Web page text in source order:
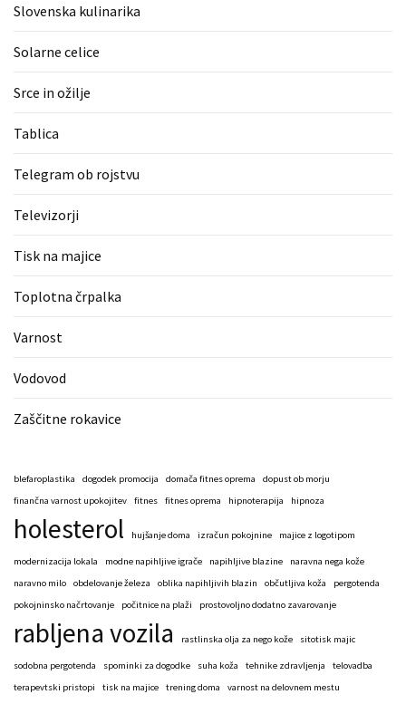
Slovenska kulinarika
Solarne celice
Srce in ožilje
Tablica
Telegram ob rojstvu
Televizorji
Tisk na majice
Toplotna črpalka
Varnost
Vodovod
Zaščitne rokavice
blefaroplastika dogodek promocija domača fitnes oprema
dopust ob morju
finančna varnost upokojitev
fitnes fitnes oprema hipnoterapija hipnoza
holesterol hujšanje doma izračun pokojnine majice z logotipom
modernizacija lokala modne napihljive igrače napihljive blazine
naravna nega kože
naravno milo
obdelovanje železa oblika napihljivih blazin občutljiva koža
pergotenda
pokojninsko načrtovanje
počitnice na plaži prostovoljno dodatno zavarovanje
rabljena vozila rastlinska olja za nego kože sitotisk majic
sodobna pergotenda spominki za dogodke suha koža tehnike zdravljenja
telovadba
terapevtski pristopi
tisk na majice trening doma
varnost na delovnem mestu